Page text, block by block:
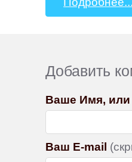
Добавить
Ваше Имя,
Ваш E-mail